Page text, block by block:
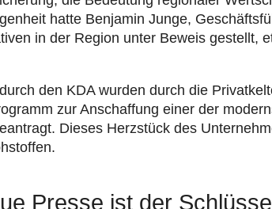
hatte Benjamin Junge,
in der Region unter Beweis gestellt,
den KDA wurden durch die
zur Anschaf­fung einer der
Dieses Herz­stück des
Presse ist der